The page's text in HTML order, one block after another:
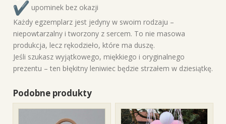
upominek bez okazji
Każdy egzemplarz jest jedyny w swoim rodzaju –
niepowtarzalny i tworzony z sercem. To nie masowa
produkcja, lecz rękodzieło, które ma duszę.
Jeśli szukasz wyjątkowego, miękkiego i oryginalnego
prezentu – ten błękitny leniwiec będzie strzałem w dziesiątkę.
Podobne produkty